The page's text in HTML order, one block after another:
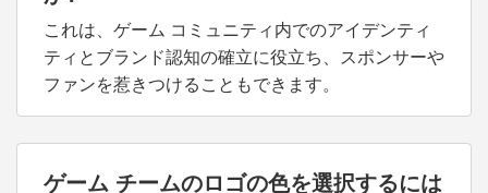
これは、ゲーム コミュニティ内でのアイデンティ
ティとブランド認知の確立に役立ち、スポンサーや
ファンを惹きつけることもできます。
ゲーム チームのロゴの色を選択するには